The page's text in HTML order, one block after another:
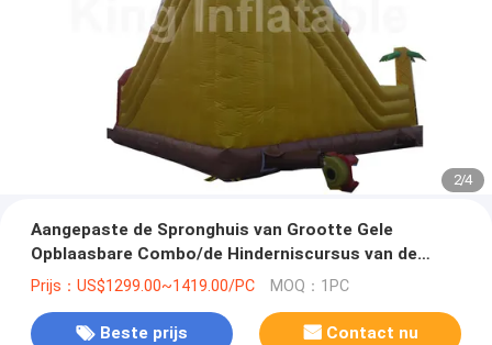
2/4
Aangepaste de Spronghuis van Grootte Gele
Opblaasbare Combo/de Hinderniscursus van de
Pretlooppas
Prijs：US$1299.00~1419.00/PC MOQ：1PC
Beste prijs Contact nu